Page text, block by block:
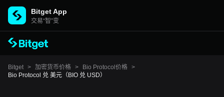
Bitget App
交易“智”变
Bitget > 加密货币价格 > Bio Protocol价格 >
Bio Protocol 兑 美元（BIO 兑 USD）